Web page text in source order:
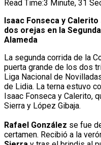
Read Time:3 Minute, 31
Isaac Fonseca y
dos orejas en la
Alameda
La segunda corrida de la
puerta grande de los dos
Liga Nacional de
de Lidia. La terna estuvo
Isaac Fonseca y Calerito,
Sierra y López Gibaja.
Rafael González se fue
certamen. Recibió a la